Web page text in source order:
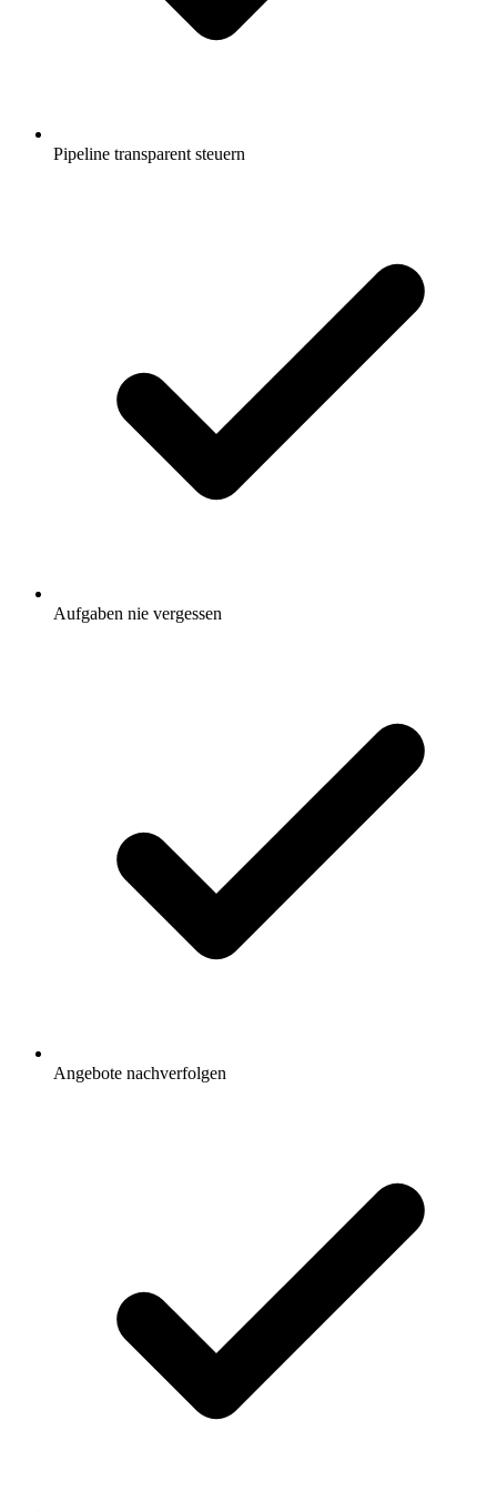
Pipeline transparent steuern
Aufgaben nie vergessen
Angebote nachverfolgen